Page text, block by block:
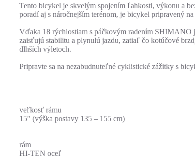
Tento bicykel je skvelým spojením ľahkosti, výkonu a
poradí aj s náročnejším terénom, je bicykel pripravený
Vďaka 18 rýchlostiam s páčkovým radením SHIMANO
zaisťujú stabilitu a plynulú jazdu, zatiaľ čo kotúčové
dlhších výletoch.
Pripravte sa na nezabudnuteľné cyklistické zážitky s
veľkosť rámu
15" (výška postavy 135 – 155 cm)
rám
HI-TEN oceľ